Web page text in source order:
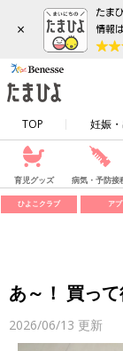
×
TOP 妊娠
育児グッズ 病気・予防接
ひよこクラブ アプ
あ～！ 買っ
2026/06/13 更新